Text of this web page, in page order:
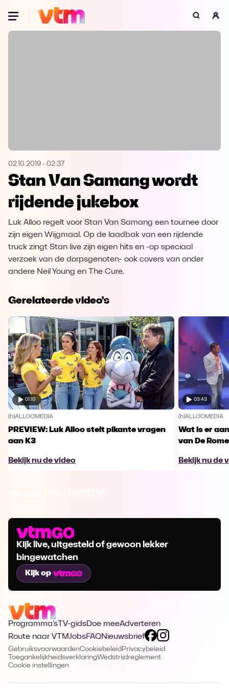
Oeps, browser niet ondersteund
Microsoft Edge Download
Opera
02.10.2019 - 02:37
Stan Van Samang wordt
rijdende jukebox
Luk Alloo regelt voor Stan Van Samang een tournee door
zijn eigen Wijgmaal. Op de laadbak van een rijdende
truck zingt Stan live zijn eigen hits en -op speciaal
verzoek van de dorpsgenoten- ook covers van onder
andere Neil Young en The Cure.
Gerelateerde video's
01:10
(h)ALLOOMEDIA
PREVIEW: Luk Alloo stelt pikante vragen
aan K3
Bekijk nu de video
03:43
(h)ALLOOMEDIA
Wat is er
van De
Bekijk nu de
Kijk live, uitgesteld of gewoon lekker
bingewatchen
Kijk op
Programma's TV-gidsDoe meeAdverteren
Route naar VTMJobsFAQNieuwsbrief
GebruiksvoorwaardenCookiebeleid Privacybeleid
ToegankelijkheidsverklaringWedstrijdreglement
Cookie instellingen